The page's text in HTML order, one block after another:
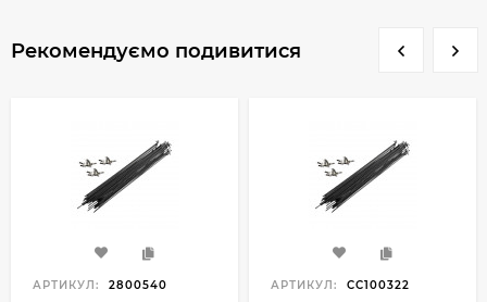
Рекомендуємо подивитися
АРТИКУЛ: 2800540 АРТИКУЛ: CC100322